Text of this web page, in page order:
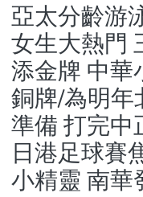
Statistics
亞太分齡游
女生大熱門
添金牌 中華
銅牌/為明年
準備 打完中
日港足球賽
小精靈 南華